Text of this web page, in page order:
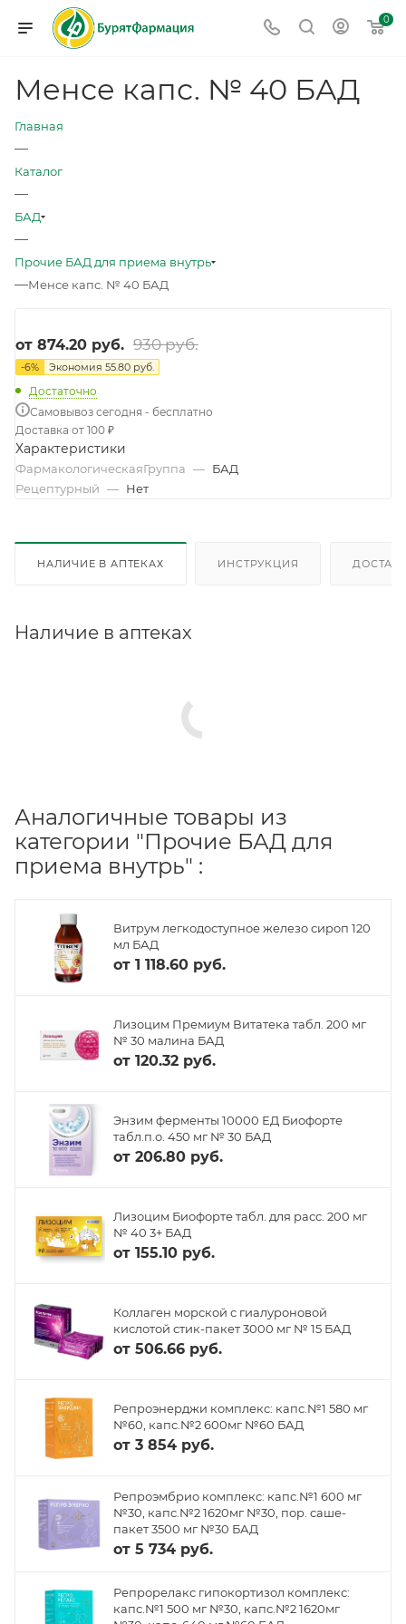
0
Менсе капс. № 40 БАД
Главная
—
Каталог
—
БАД
—
Прочие БАД для приема внутрь
—Менсе капс. № 40 БАД
от 874.20 руб. 930 руб.
-6% Экономия 55.80 руб.
Достаточно
Самовывоз сегодня - бесплатно
Доставка от 100 ₽
Характеристики
ФармакологическаяГруппа — БАД
Рецептурный — Нет
НАЛИЧИЕ В АПТЕКАХ ИНСТРУКЦИЯ
Наличие в аптеках
Аналогичные товары из
категории "Прочие БАД для
приема внутрь" :
Витрум легкодоступное железо сироп 120
мл БАД
от 1 118.60 руб.
Лизоцим Премиум Витатека табл. 200 мг
№ 30 малина БАД
от 120.32 руб.
Энзим ферменты 10000 ЕД Биофорте
табл.п.о. 450 мг № 30 БАД
от 206.80 руб.
Лизоцим Биофорте табл. для расс. 200 мг
№ 40 3+ БАД
от 155.10 руб.
Коллаген морской с гиалуроновой
кислотой стик-пакет 3000 мг № 15 БАД
от 506.66 руб.
Репроэнерджи комплекс: капс.№1 580 мг
№60, капс.№2 600мг №60 БАД
от 3 854 руб.
Репроэмбрио комплекс: капс.№1 600 мг
№30, капс.№2 1620мг №30, пор. саше-
пакет 3500 мг №30 БАД
от 5 734 руб.
Репрорелакс гипокортизол комплекс:
капс.№1 500 мг №30, капс.№2 1620мг